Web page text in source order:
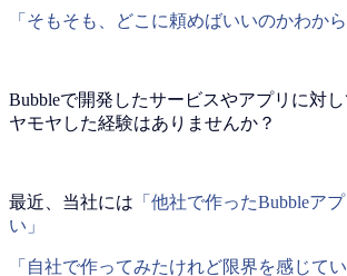
「そもそも、どこに頼めばいいのかわか
Bubbleで開発したサービスやアプリに対
ヤモヤした経験はありませんか？
最近、当社には 「他社で作ったBubbleア
い」
「自社で作ってみたけれど限界を感じてい